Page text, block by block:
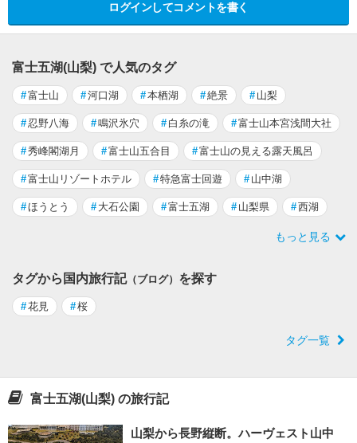
ログインしてコメントを書く
富士五湖(山梨) で人気のタグ
#富士山 #河口湖 #本栖湖 #絶景 # 山梨
#忍野八海 #鳴沢氷穴 # 白糸の滝 #富士山本宮浅間大社
#秀峰閣湖月 #富士山五合目 #富士山の見える露天風呂
#富士山リゾートホテル #特急富士回遊 # 山中湖
#ほうとう # 大石公園 #富士五湖 # 山梨県 #西湖
もっと見る
タグから国内旅行記（ブログ） を探す
#花見 #桜
タグ一覧
富士五湖(山梨) の旅行記
山梨から長野縦断。ハーヴェスト山中